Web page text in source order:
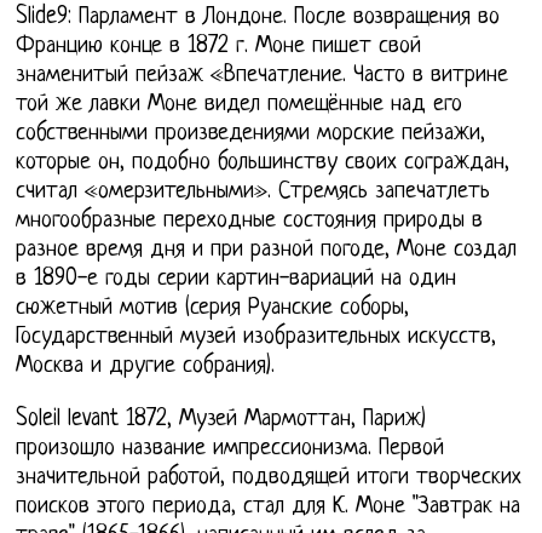
Slide9: Парламент в Лондоне. После возвращения во
Францию конце в 1872 г. Моне пишет свой
знаменитый пейзаж «Впечатление. Часто в витрине
той же лавки Моне видел помещённые над его
собственными произведениями морские пейзажи,
которые он, подобно большинству своих сограждан,
считал «омерзительными». Стремясь запечатлеть
многообразные переходные состояния природы в
разное время дня и при разной погоде, Моне создал
в 1890-е годы серии картин-вариаций на один
сюжетный мотив (серия Руанские соборы,
Государственный музей изобразительных искусств,
Москва и другие собрания).
Soleil levant 1872, Музей Мармоттан, Париж)
произошло название импрессионизма. Первой
значительной работой, подводящей итоги творческих
поисков этого периода, стал для К. Моне "Завтрак на